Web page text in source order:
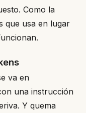
Como la
que usa en lugar
va en
una instrucción
Y quema